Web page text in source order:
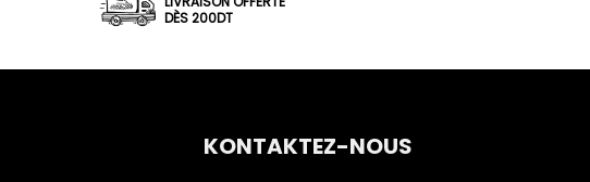
DÈS 200DT
KONTAKTEZ-NOUS